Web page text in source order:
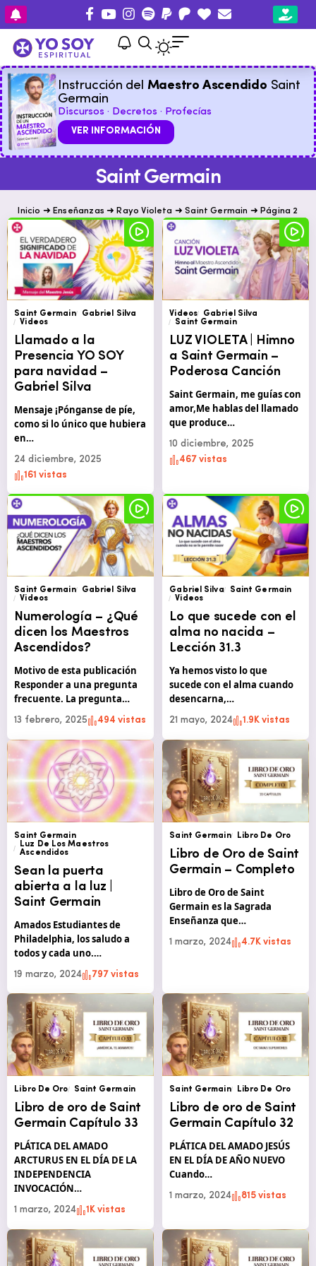
Instrucción del Maestro Ascendido Saint
Germain
Discursos · Decretos · Profecías
VER INFORMACIÓN
Saint Germain
Inicio ➜ Enseñanzas ➜ Rayo Violeta ➜Saint Germain ➜ Página 2
Saint Germain
Gabriel Silva
Videos
Llamado a la
Presencia YO SOY
para navidad –
Gabriel Silva
Mensaje ¡Pónganse de píe,
como si lo único que hubiera
en…
24 diciembre, 2025
161 vistas
Videos
Gabriel Silva
Saint Germain
LUZ VIOLETA | Himno
a Saint Germain –
Poderosa Canción
Saint Germain, me guías con
amor,Me hablas del llamado
que produce…
10 diciembre, 2025
467 vistas
Saint Germain
Gabriel Silva
Videos
Numerología – ¿Qué
dicen los Maestros
Ascendidos?
Motivo de esta publicación
Responder a una pregunta
frecuente. La pregunta…
13 febrero, 2025 494 vistas
Gabriel Silva
Saint Germain
Videos
Lo que sucede con el
alma no nacida –
Lección 31.3
Ya hemos visto lo que
sucede con el alma cuando
desencarna,…
21 mayo, 2024 1.9K vistas
Saint Germain
Luz De Los Maestros
Ascendidos
Sean la puerta
abierta a la luz |
Saint Germain
Amados Estudiantes de
Philadelphia, los saludo a
todos y cada uno.…
19 marzo, 2024 797 vistas
Saint Germain Libro De Oro
Libro de Oro de Saint
Germain – Completo
Libro de Oro de Saint
Germain es la Sagrada
Enseñanza que…
1 marzo, 2024 4.7K vistas
Libro De Oro Saint Germain
Libro de oro de Saint
Germain Capítulo 33
PLÁTICA DEL AMADO
ARCTURUS EN EL DÍA DE LA
INDEPENDENCIA
INVOCACIÓN…
1 marzo, 2024 1K vistas
Saint Germain Libro De Oro
Libro de oro de Saint
Germain Capítulo 32
PLÁTICA DEL AMADO JESÚS
EN EL DÍA DE AÑO NUEVO
Cuando…
1 marzo, 2024 815 vistas